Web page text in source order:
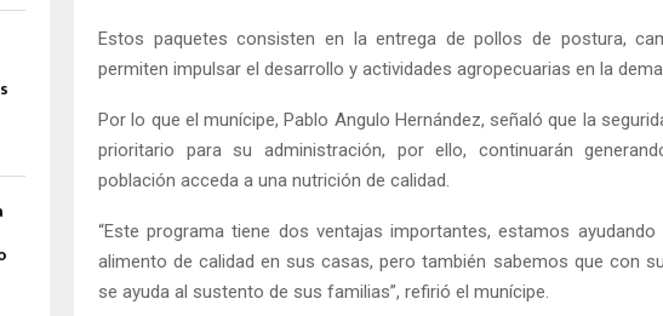
Estos paquetes consisten en la entrega de pollos de postura,
permiten impulsar el desarrollo y actividades agropecuarias en la
Por lo que el munícipe, Pablo Angulo Hernández, señaló que la
prioritario para su administración, por ello, continuarán
población acceda a una nutrición de calidad.
“Este programa tiene dos ventajas importantes, estamos
alimento de calidad en sus casas, pero también sabemos que con
se ayuda al sustento de sus familias”, refirió el munícipe.